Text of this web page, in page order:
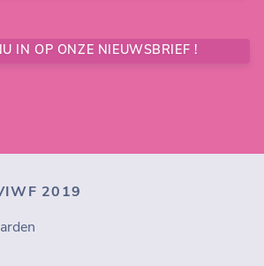
IN OP ONZE NIEUWSBRIEF !
2019